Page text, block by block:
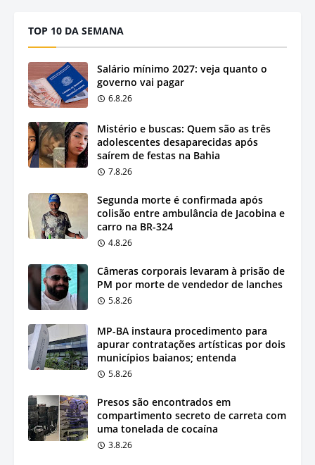
TOP 10 DA SEMANA
Salário mínimo 2027: veja quanto o
governo vai pagar
6.8.26
Mistério e buscas: Quem são as três
adolescentes desaparecidas após
saírem de festas na Bahia
7.8.26
Segunda morte é confirmada após
colisão entre ambulância de Jacobina e
carro na BR-324
4.8.26
Câmeras corporais levaram à prisão de
PM por morte de vendedor de lanches
5.8.26
MP-BA instaura procedimento para
apurar contratações artísticas por dois
municípios baianos; entenda
5.8.26
Presos são encontrados em
compartimento secreto de carreta com
uma tonelada de cocaína
3.8.26